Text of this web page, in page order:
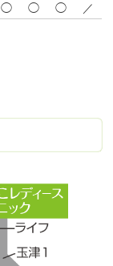
◯ ◯ ◯ ／